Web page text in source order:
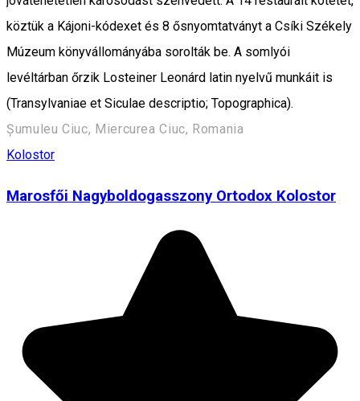
köztük a Kájoni-kódexet és 8 ősnyomtatványt a Csíki Székely
Múzeum könyvállományába sorolták be. A somlyói
levéltárban őrzik Losteiner Leonárd latin nyelvű munkáit is
(Transylvaniae et Siculae descriptio; Topographica).
Șumuleu Ciuc, Miercurea Ciuc, Romania
Kolostor
Marosfői Nagyboldogasszony Ortodox Kolostor